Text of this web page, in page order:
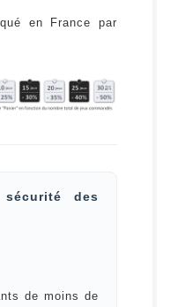
en France par
des
de moins de